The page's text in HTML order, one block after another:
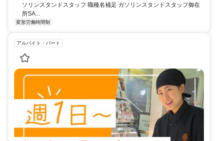
ソリンスタンドスタッフ 職種名補足 ガソリンスタンドスタッフ御在
所SA...
変形労働時間制
アルバイト・パート